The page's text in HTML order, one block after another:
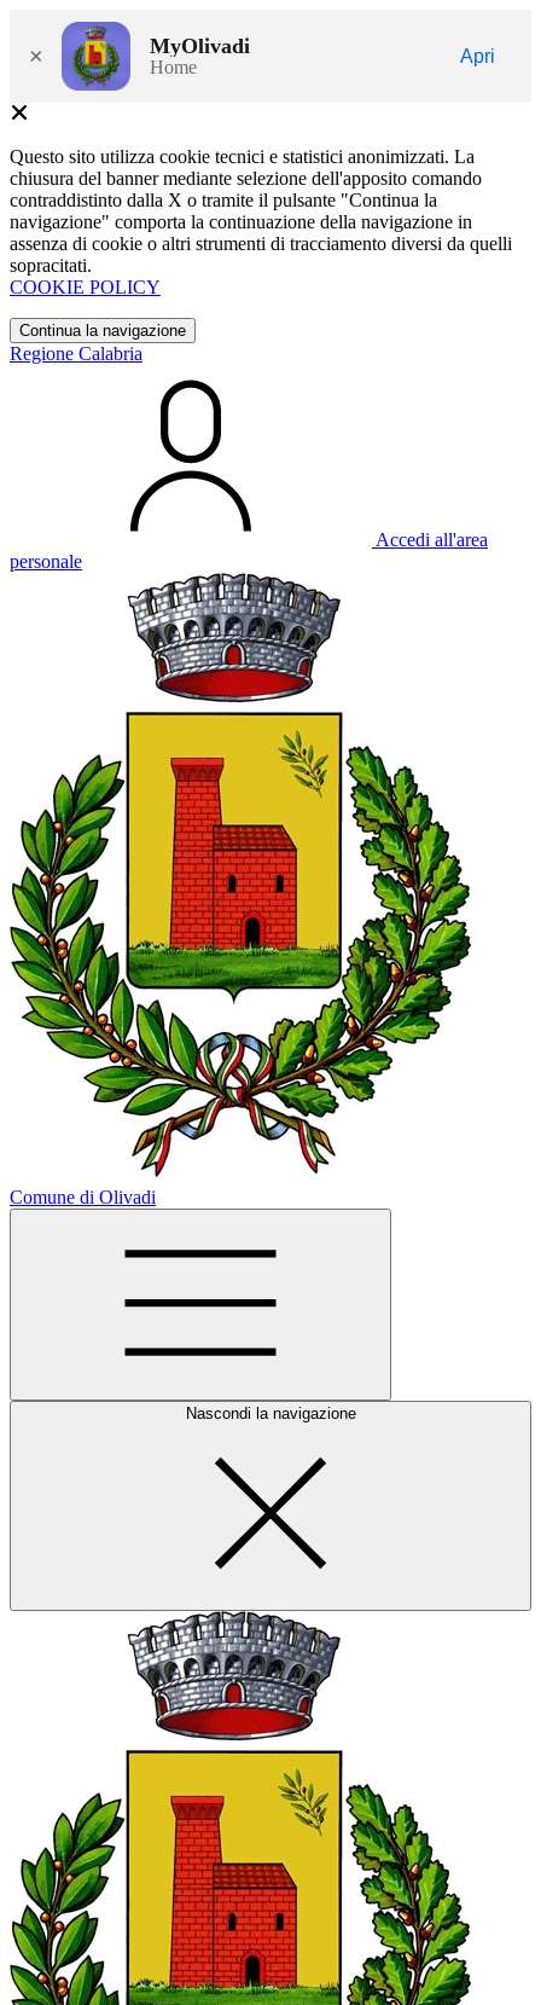
× MyOlivadi
Home
Apri
Questo sito utilizza cookie tecnici e statistici anonimizzati. La
chiusura del banner mediante selezione dell'apposito comando
contraddistinto dalla X o tramite il pulsante "Continua la
navigazione" comporta la continuazione della navigazione in
assenza di cookie o altri strumenti di tracciamento diversi da quelli
sopracitati.
COOKIE POLICY
Continua la navigazione
Regione Calabria
Accedi all'area
personale
Comune di Olivadi
Nascondi la navigazione